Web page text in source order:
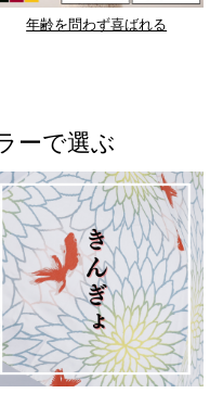
年齢を問わず喜ばれる
ーで選ぶ